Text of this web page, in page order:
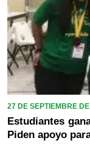
27 DE SEPTIEMBRE
Estudiantes
Piden apoyo